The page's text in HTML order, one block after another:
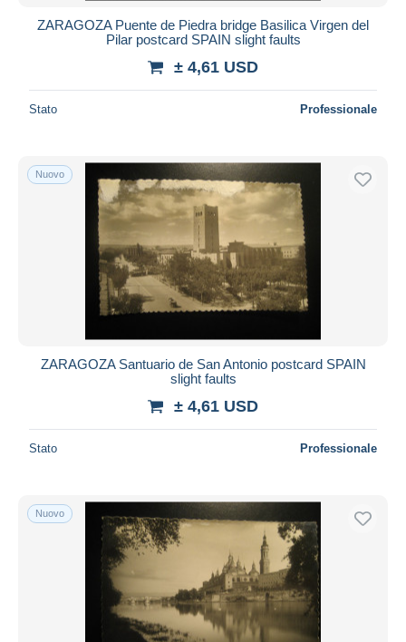
ZARAGOZA Puente de Piedra bridge Basilica Virgen del
Pilar postcard SPAIN slight faults
± 4,61 USD
Stato Professionale
Nuovo
ZARAGOZA Santuario de San Antonio postcard SPAIN
slight faults
± 4,61 USD
Stato Professionale
Nuovo